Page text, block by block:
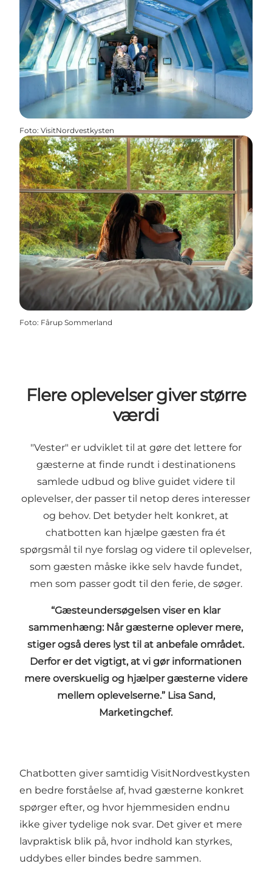
Foto: VisitNordvestkysten
Foto: Fårup Sommerland
Flere oplevelser giver større
værdi
"Vester" er udviklet til at gøre det lettere for
gæsterne at finde rundt i destinationens
samlede udbud og blive guidet videre til
oplevelser, der passer til netop deres interesser
og behov. Det betyder helt konkret, at
chatbotten kan hjælpe gæsten fra ét
spørgsmål til nye forslag og videre til oplevelser,
som gæsten måske ikke selv havde fundet,
men som passer godt til den ferie, de søger.
“Gæsteundersøgelsen viser en klar
sammenhæng: Når gæsterne oplever mere,
stiger også deres lyst til at anbefale området.
Derfor er det vigtigt, at vi gør informationen
mere overskuelig og hjælper gæsterne videre
mellem oplevelserne.” Lisa Sand,
Marketingchef.
Chatbotten giver samtidig VisitNordvestkysten
en bedre forståelse af, hvad gæsterne konkret
spørger efter, og hvor hjemmesiden endnu
ikke giver tydelige nok svar. Det giver et mere
lavpraktisk blik på, hvor indhold kan styrkes,
uddybes eller bindes bedre sammen.